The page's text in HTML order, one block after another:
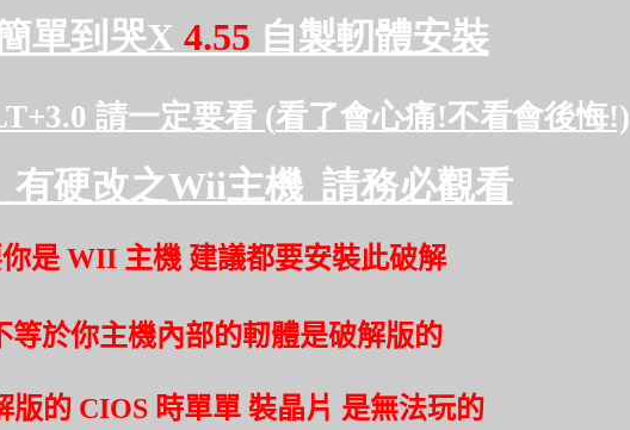
單到哭X 4.55 自製軔體安裝
請一定要看 (看了會心痛!不看會後悔!)
有硬改之Wii主機 請務必觀看
是WII 主機 建議都要安裝此破解
等於你主機內部的軔體是破解版的
版的 CIOS 時單單 裝晶片 是無法玩的